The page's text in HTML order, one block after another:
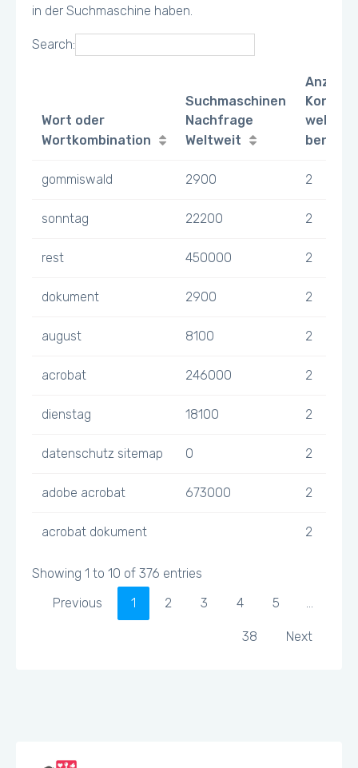
in der Suchmaschine haben.
Search:
Wort oder
Wortkombination
Suchmaschinen
Nachfrage
Weltweit
Anzahl
welche
gommiswald 2900 2
sonntag 22200 2
rest 450000 2
dokument 2900 2
august 8100 2
acrobat 246000 2
dienstag 18100 2
datenschutz sitemap 0 2
adobe acrobat 673000 2
acrobat dokument 2
Showing 1 to 10 of 376 entries
Previous
1 2 3 4 5 …
38 Next